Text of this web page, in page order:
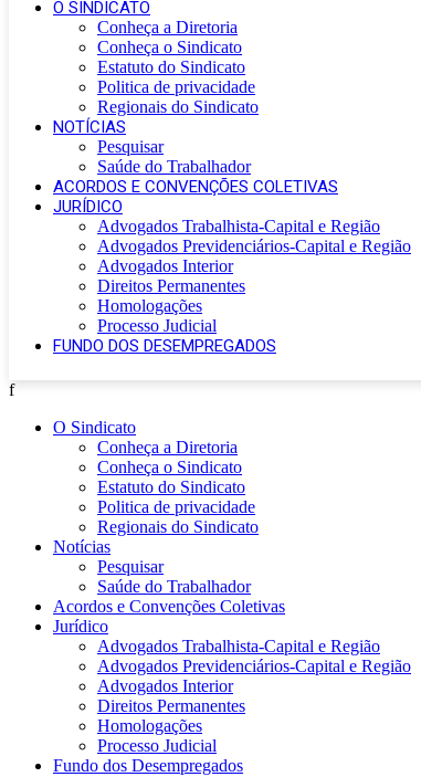
O SINDICATO
Conheça a Diretoria
Conheça o Sindicato
Estatuto do Sindicato
Politica de privacidade
Regionais do Sindicato
NOTÍCIAS
Pesquisar
Saúde do Trabalhador
ACORDOS E CONVENÇÕES COLETIVAS
JURÍDICO
Advogados Trabalhista-Capital e Região
Advogados Previdenciários-Capital e Região
Advogados Interior
Direitos Permanentes
Homologações
Processo Judicial
FUNDO DOS DESEMPREGADOS
f
O Sindicato
Conheça a Diretoria
Conheça o Sindicato
Estatuto do Sindicato
Politica de privacidade
Regionais do Sindicato
Notícias
Pesquisar
Saúde do Trabalhador
Acordos e Convenções Coletivas
Jurídico
Advogados Trabalhista-Capital e Região
Advogados Previdenciários-Capital e Região
Advogados Interior
Direitos Permanentes
Homologações
Processo Judicial
Fundo dos Desempregados